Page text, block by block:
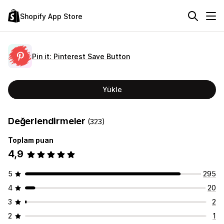
Shopify App Store
Pin it: Pinterest Save Button
Yükle
Değerlendirmeler (323)
Toplam puan
4,9
5
295
4
20
3
2
2
1